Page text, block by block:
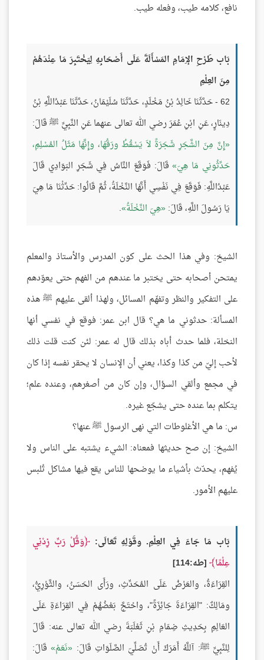
نافع، كلامه طيب، وفعله طيب.
بَاب طَرْحِ الإِمَامِ المَسْأَلَةَ عَلَى أَصْحَابِهِ لِيَخْتَبِرَ مَا عِنْدَهُمْ
مِنَ العِلْمِ
62 - حَدَّثَنَا خَالِدُ بْنُ مَخْلَدٍ، حَدَّثَنَا سُلَيْمَانُ، حَدَّثَنَا عَبْدُاللَّهِ بْنُ
دِينَارٍ، عَنِ ابْنِ عُمَرَ رضي الله تعالى عنهما عَنِ النَّبِيِّ ﷺ قَالَ:
إِنَّ مِنَ الشَّجَرِ شَجَرَةً لاَ يَسْقُطُ ورَقُهَا، وإِنَّهَا مَثَلُ المُسْلِمِ،
حَدِّثُونِي مَا هِيَ قَالَ: فَوَقَعَ النَّاسُ فِي شَجَرِ البَوَادِي قَالَ
عَبْدُاللَّهِ: فَوَقَعَ فِي نَفْسِي أَنَّهَا النَّخْلَةُ، ثُمَّ قَالُوا: حَدِّثْنَا مَا هِيَ
يَا رَسُولَ اللَّهِ، قَالَ: هِيَ النَّخْلَةُ .
الشيخ: وفي هذا الحث على كون المدرس والأستاذ والمعلم
يمتحن أصحابه حتى يختبر ما عندهم من الفهم حتى يعوّدهم
على التفكير والنظر وتفهّم المسائل، ولهذا ألقى عليهم ﷺ هذه
المسألة: حدثوني ما هي؟ قال ابن عمر: فوقع في نفسي أنها
النخلة، فلما حدث أباه بذلك قال له عمر: لئن كنت قلت ذلك
لأحب إليّ من كذا وكذا، يعني أن الإنسان لا يحقر نفسه إذا كان
في مجمع وألقي السؤال، وإن كان من أصغرهم، وعنده علم؛
يتكلم بما عنده حتى يشجّع غيره.
س: ما هي الأغلوطات التي نهى الرسول ﷺ عنها؟
الشيخ: إن صح حديثها فمعناه: الشيء يشتبه على الناس ولا
يُفهم، يحدّث بأشياء ما يوضحها للناس يقع فيها مشاكل تُلبس
عليهم الأمور.
بَاب مَا جَاءَ فِي العِلْمِ. وقَوْلِهِ تَعَالَى:
وَقُلْ رَبِّ زِدْنِي
عِلْمًا [طه:114]
القِرَاءَةُ، والعَرْضُ عَلَى المُحَدِّثِ، ورَأَى الحَسَنُ، والثَّوْرِيُّ،
ومَالِكٌ: "القِرَاءَةَ جَائِزَةً"، واحْتَجَّ بَعْضُهُمْ فِي القِرَاءَةِ عَلَى
العَالِمِ بِحَدِيثِ ضِمَامِ بْنِ ثَعْلَبَةَ رضي الله تعالى عنه: قَالَ
لِلنَّبِيِّ ﷺ: آللَّهُ أَمَرَكَ أَنْ تُصَلِّيَ الصَّلَوَاتِ قَالَ: نَعَمْ قَالَ: